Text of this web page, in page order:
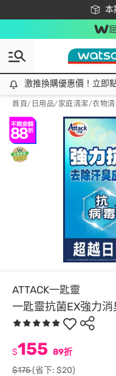
本
下
激推換購優惠價！立即點我
激推換購優惠價！立即
首頁/ 日用品/ 家庭清潔/衣物清
ATTACK一匙靈
一匙靈抗菌EX強力
$155 89折
$175(省下: $20)